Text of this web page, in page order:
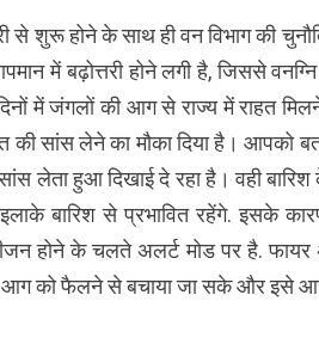
शुरू होने के साथ ही वन विभाग की
में बढ़ोत्तरी होने लगी है, जिससे
में जंगलों की आग से राज्य में राहत
की सांस लेने का मौका दिया है। आपको
लेता हुआ दिखाई दे रहा है। वही बारिश
बारिश से प्रभावित रहेंगे. इसके
होने के चलते अलर्ट मोड पर है.
आग को फैलने से बचाया जा सके और इसे